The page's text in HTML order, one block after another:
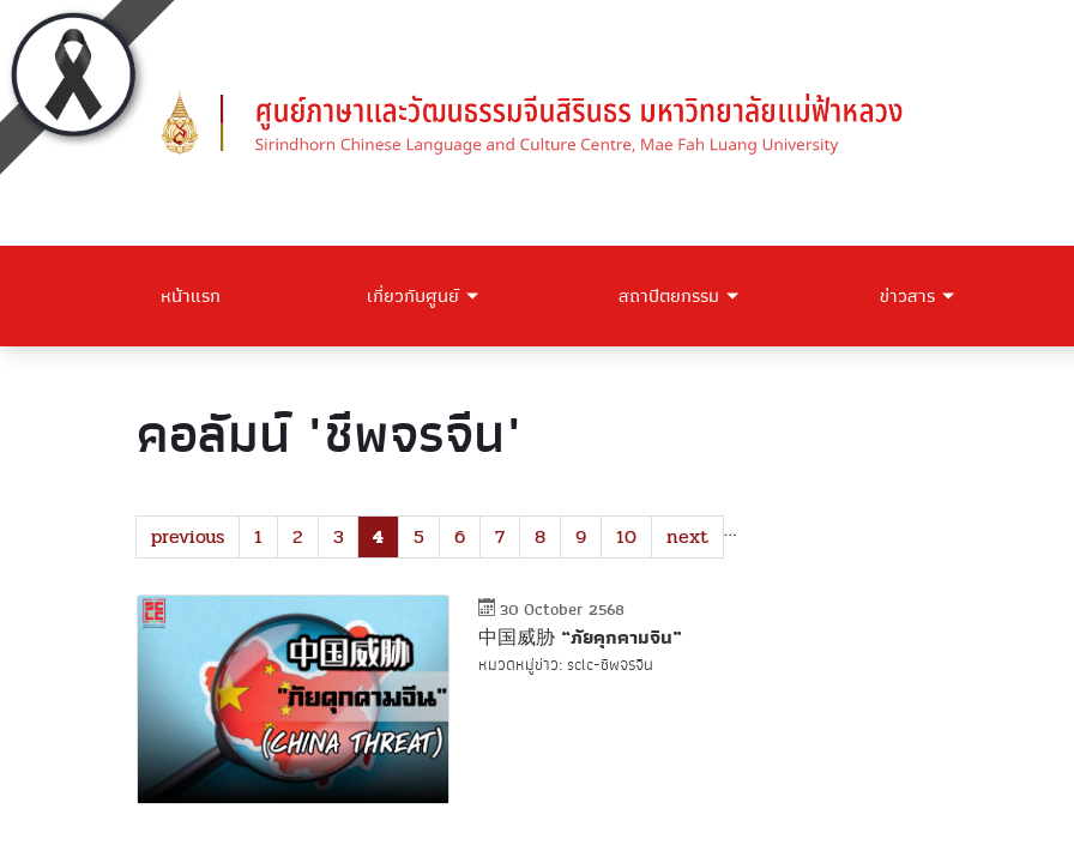
หน้าแรก เกี่ยวกับศูนย์ สถาปัตยกรรม ข่าวสาร
คอลัมน์ "ชีพจรจีน"
previous 1 2 3 4 5 6 7 8 9 10 …
next
30 October 2568
中国威胁 “ภัยคุกคามจีน”
หมวดหมู่ข่าว: sclc-ชีพจรจีน